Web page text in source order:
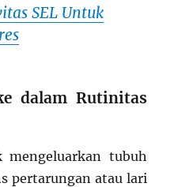
SEL Untuk
dalam Rutinitas
tubuh
pertarungan atau lari